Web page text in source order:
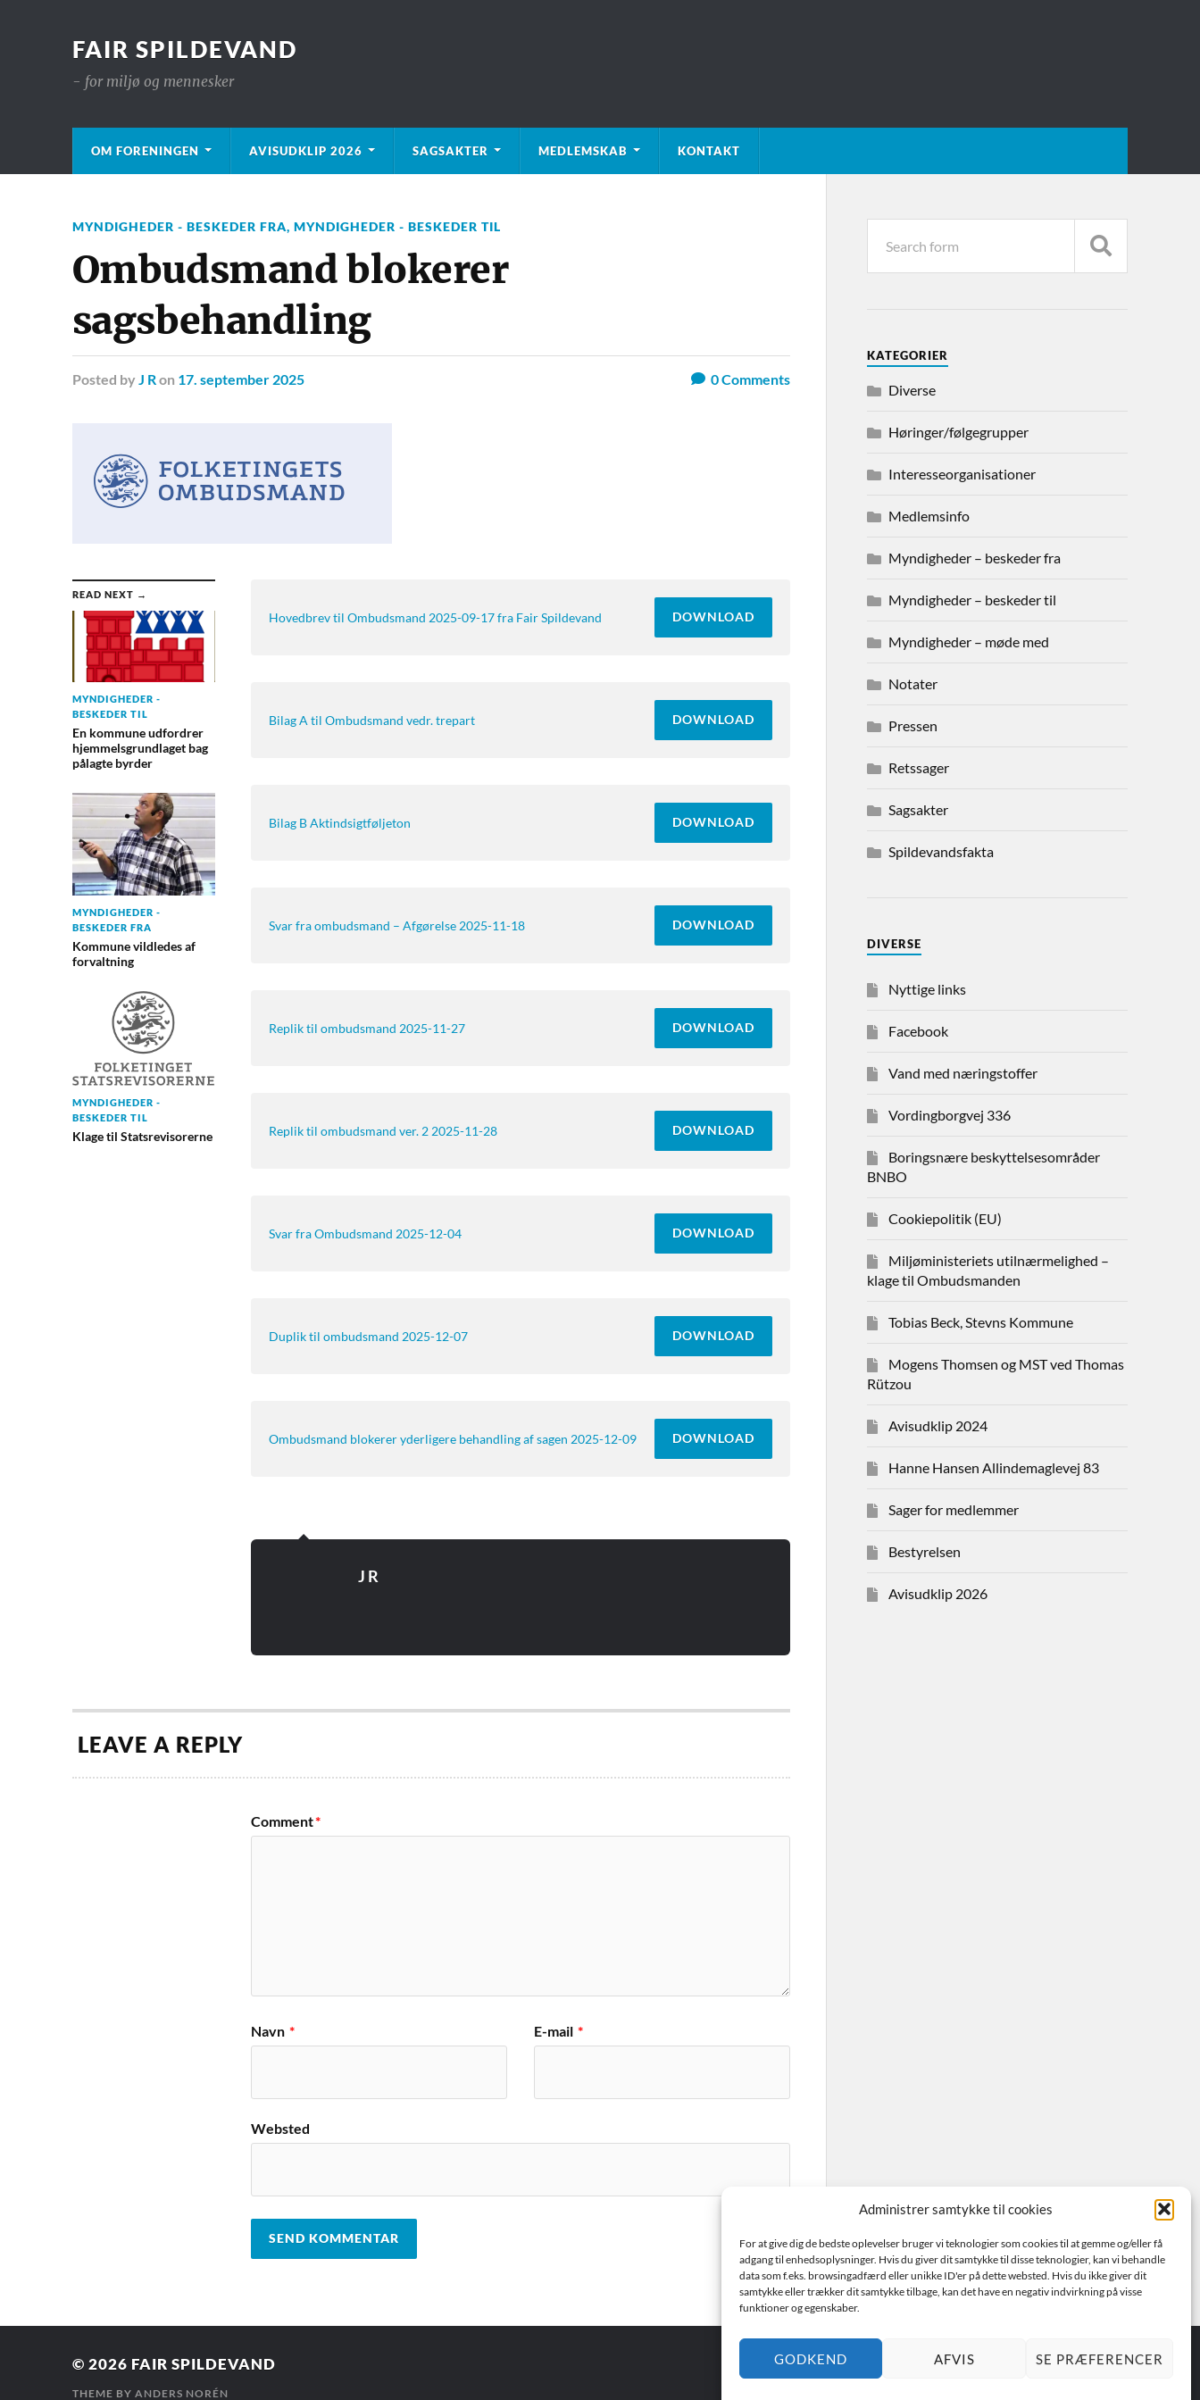
Administrer samtykke til cookies
For at give dig de bedste oplevelser bruger vi teknologier som cookies til at gemme og/eller få
adgang til enhedsoplysninger. Hvis du giver dit samtykke til disse teknologier, kan vi behandle
data som f.eks. browsingadfærd eller unikke ID'er på dette websted. Hvis du ikke giver dit
samtykke eller trækker dit samtykke tilbage, kan det have en negativ indvirkning på visse
funktioner og egenskaber.
GODKEND AFVIS SE PRÆFERENCER
FAIR SPILDEVAND
- for miljø og mennesker
OM FORENINGEN AVISUDKLIP 2026 SAGSAKTER MEDLEMSKAB KONTAKT
MYNDIGHEDER - BESKEDER FRA, MYNDIGHEDER - BESKEDER TIL
Ombudsmand blokerer
sagsbehandling
Posted by J Ron 17. september 2025 0Comments
READ NEXT →
MYNDIGHEDER -
BESKEDER TIL
En kommune udfordrer
hjemmelsgrundlaget bag
pålagte byrder
MYNDIGHEDER -
BESKEDER FRA
Kommune vildledes af
forvaltning
MYNDIGHEDER -
BESKEDER TIL
Klage til Statsrevisorerne
Hovedbrev til Ombudsmand 2025-09-17 fra Fair Spildevand DOWNLOAD
Bilag A til Ombudsmand vedr. trepart DOWNLOAD
Bilag B Aktindsigtføljeton DOWNLOAD
Svar fra ombudsmand – Afgørelse 2025-11-18 DOWNLOAD
Replik til ombudsmand 2025-11-27 DOWNLOAD
Replik til ombudsmand ver. 2 2025-11-28 DOWNLOAD
Svar fra Ombudsmand 2025-12-04 DOWNLOAD
Duplik til ombudsmand 2025-12-07 DOWNLOAD
Ombudsmand blokerer yderligere behandling af sagen 2025-12-09 DOWNLOAD
J R
LEAVE A REPLY
Comment*
Navn * E-mail *
Websted
KATEGORIER
Diverse
Høringer/følgegrupper
Interesseorganisationer
Medlemsinfo
Myndigheder – beskeder fra
Myndigheder – beskeder til
Myndigheder – møde med
Notater
Pressen
Retssager
Sagsakter
Spildevandsfakta
DIVERSE
Nyttige links
Facebook
Vand med næringstoffer
Vordingborgvej 336
Boringsnære beskyttelsesområder
BNBO
Cookiepolitik (EU)
Miljøministeriets utilnærmelighed –
klage til Ombudsmanden
Tobias Beck, Stevns Kommune
Mogens Thomsen og MST ved Thomas
Rützou
Avisudklip 2024
Hanne Hansen Allindemaglevej 83
Sager for medlemmer
Bestyrelsen
Avisudklip 2026
© 2026 FAIR SPILDEVAND
THEME BY ANDERS NORÉN